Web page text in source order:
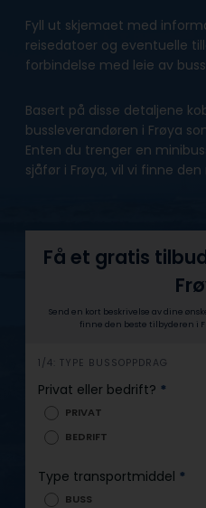
Fyll ut skjemaet med
reisedatoer og eventuelle
forbindelse med leie av buss
Basert på disse detaljene
bussleverandøren i Frøya
Enten du trenger en
sjåfør i Frøya, vil vi finne
Få et gratis
Send en kort beskrivelse av dine
finne den beste tilbyderen i
h
e
1/4: TYPE BUSSOPPDRAG
Privat eller bedrift? *
PRIVAT
BEDRIFT
Type transportmiddel *
BUSS